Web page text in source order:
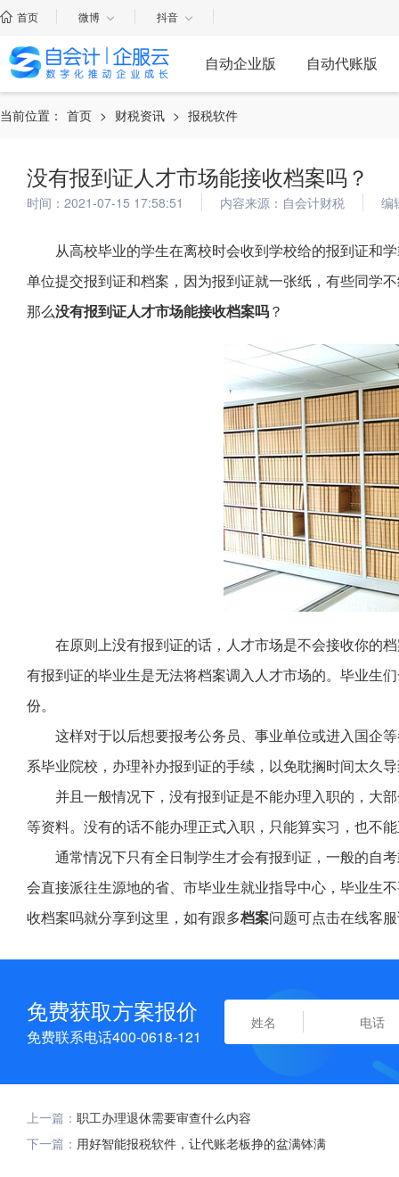
首页 微博 抖音
自动企业版 自动代账版
当前位置： 首页 > 财税资讯 > 报税软件
没有报到证人才市场能接收档案吗？
时间：2021-07-15 17:58:51 内容来源：自会计财税 编
从高校毕业的学生在离校时会收到学校给的报到证和
单位提交报到证和档案，因为报到证就一张纸，有些同学
那么没有报到证人才市场能接收档案吗？
在原则上没有报到证的话，人才市场是不会接收你的
有报到证的毕业生是无法将档案调入人才市场的。毕业生
份。
这样对于以后想要报考公务员、事业单位或进入国企
系毕业院校，办理补办报到证的手续，以免耽搁时间太久
并且一般情况下，没有报到证是不能办理入职的，大
等资料。没有的话不能办理正式入职，只能算实习，也不
通常情况下只有全日制学生才会有报到证，一般的自
会直接派往生源地的省、市毕业生就业指导中心，毕业生
收档案吗就分享到这里，如有跟多档案问题可点击在线客
免费获取方案报价
免费联系电话400-0618-121
上一篇： 职工办理退休需要审查什么内容
下一篇： 用好智能报税软件，让代账老板挣的盆满钵满